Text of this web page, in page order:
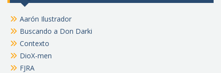
Aarón Ilustrador
Buscando a Don Darki
Contexto
DioX-men
FJRA